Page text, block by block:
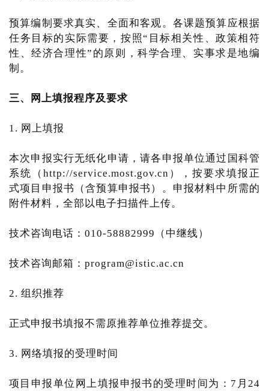
预算编制要求真实、全面和客观。各课题预算应根据
任务目标的实际需要，按照“目标相关性、政策相符
性、经济合理性”的原则，科学合理、实事求是地编
制。
三、网上填报程序及要求
1. 网上填报
本次申报实行无纸化申请，请各申报单位通过国科管
系统（http://service.most.gov.cn），按要求填报正
式项目申报书（含预算申报书）。申报材料中所需的
附件材料，全部以电子扫描件上传。
技术咨询电话：010-58882999（中继线）
技术咨询邮箱：program@istic.ac.cn
2. 组织推荐
正式申报书填报不需原推荐单位推荐提交。
3. 网络填报的受理时间
项目申报单位网上填报申报书的受理时间为：7月24